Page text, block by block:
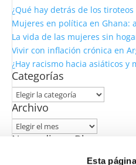
Esta
¿Qué hay detrás de los
Mujeres en política en Ghana:
La vida de las mujeres sin
Vivir con inflación crónica en
¿Hay racismo hacia asiáticos y
Categorías
Categorías
Archivo
Archivo
Nomadizers Blog